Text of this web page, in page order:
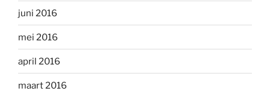
juni 2016
mei 2016
april 2016
maart 2016